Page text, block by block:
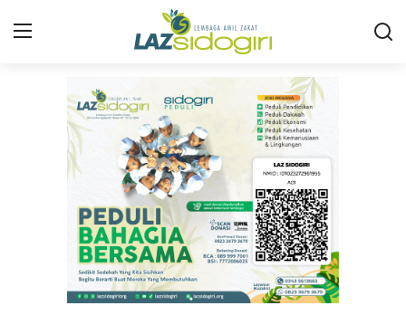
Masuk Daftar